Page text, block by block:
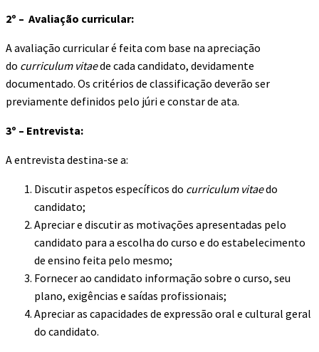
2º – Avaliação curricular:
A avaliação curricular é feita com base na apreciação
do curriculum vitaede cada candidato, devidamente
documentado. Os critérios de classificação deverão ser
previamente definidos pelo júri e constar de ata.
3º – Entrevista:
A entrevista destina-se a:
Discutir aspetos específicos do curriculum vitaedo
candidato;
Apreciar e discutir as motivações apresentadas pelo
candidato para a escolha do curso e do estabelecimento
de ensino feita pelo mesmo;
Fornecer ao candidato informação sobre o curso, seu
plano, exigências e saídas profissionais;
Apreciar as capacidades de expressão oral e cultural geral
do candidato.